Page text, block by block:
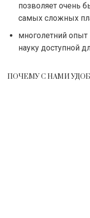
позволяет очень
самых сложных
многолетний
науку доступной
ПОЧЕМУ С НАМИ